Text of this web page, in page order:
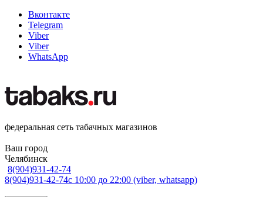
Вконтакте
Telegram
Viber
Viber
WhatsApp
федеральная сеть табачных магазинов
Ваш город
Челябинск
8(904)931-42-74
8(904)931-42-74с 10:00 до 22:00 (viber, whatsapp)